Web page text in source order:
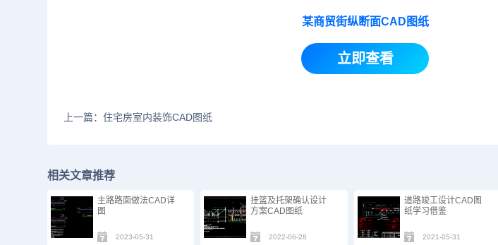
某商贸街纵断面CAD图纸
立即查看
上一篇：住宅房室内装饰CAD图纸
相关文章推荐
主路路面做法CAD详
图
2023-05-31
挂篮及托架确认设计
方案CAD图纸
2022-06-28
道路竣工设计CAD图
纸​学习借鉴
2021-05-31